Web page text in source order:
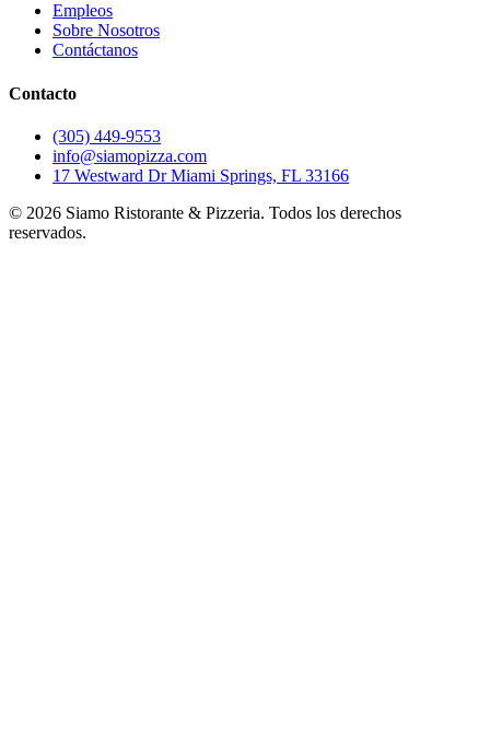
Empleos
Sobre Nosotros
Contáctanos
Contacto
(305) 449-9553
info@siamopizza.com
17 Westward Dr Miami Springs, FL 33166
© 2026 Siamo Ristorante & Pizzeria. Todos los derechos
reservados.